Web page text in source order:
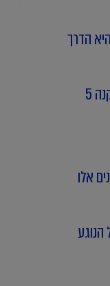
הדרך
ביחס למערכות בינה מלאכותית, בכוונת הרשות לשים דגש על אכיפת סעיפים 13 ו-14 לחוק הגנת הפרטיות (הזכות לעיון במידע ולתיקון מידע ולמחיקתו) ושל תקנה 5
אלו